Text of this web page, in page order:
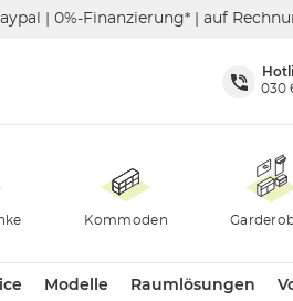
| 0%-Finanzierung* | auf
030
Kommoden
Modelle Raumlösungen